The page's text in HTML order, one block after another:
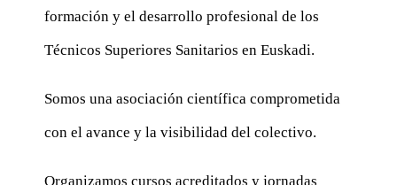
formación y el desarrollo profesional de los
Técnicos Superiores Sanitarios en Euskadi.
Somos una asociación científica comprometida
con el avance y la visibilidad del colectivo.
Organizamos cursos acreditados y jornadas